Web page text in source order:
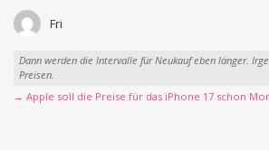
Fri
Dann werden die Intervalle für Neukauf eben länger.
Preisen.
→ Apple soll die Preise für das iPhone 17 schon